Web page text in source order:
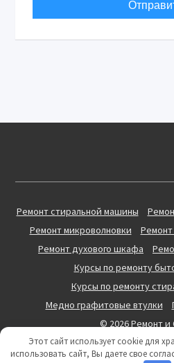
Ремонт стиральной машины
Ремонт микроволновки
Ремонт духового шкафа
Курсы по ремонту
Курсы по ремонту
Медно графитовые втулки
© 2026 Ремонт и
Этот сайт использует cookie для
использовать сайт, Вы даете свое